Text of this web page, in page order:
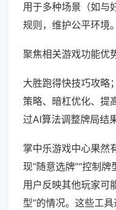
用于多种场景（如与
规则，维护公平环境。
聚焦相关游戏功能优
大胜跑得快技巧攻略
策略、暗杠优化、提
过AI算法调整牌局结
掌中乐游戏中心果然
现“随意选牌”“控制
用户反映其他玩家可
型”的情况。这些工